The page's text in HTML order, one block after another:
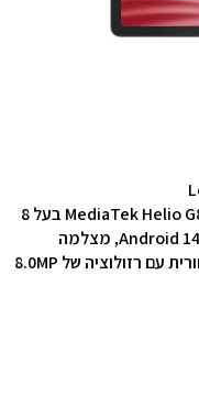
עם מעבד MediaTek Helio G85 בעל 8
ליבות, זיכרון בנפח 4GB, מערכת ההפעלה Android 14, מצלמה